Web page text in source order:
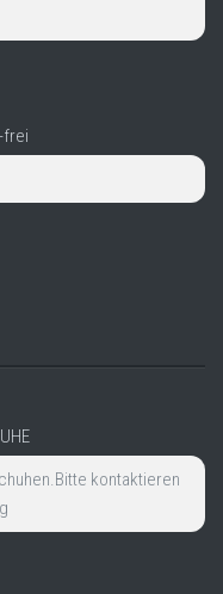
frei
kontaktieren